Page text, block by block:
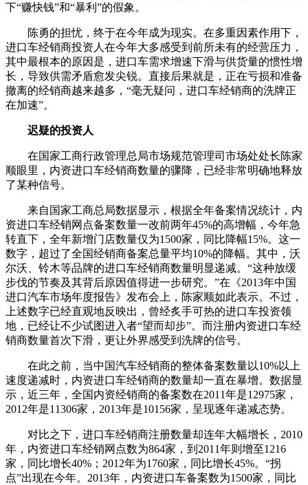
下“赚快钱”和“暴利”的假象。
陈勇的担忧，终于在今年成为现实。在多重因素作用下，
进口车经销商投资人在今年大多感受到前所未有的经营压力，
其中最根本的原因是，进口车需求增速下滑与供货量的惯性增
长，导致供需矛盾愈发尖锐。直接后果就是，正在亏损和准备
撤离的经销商越来越多，“毫无疑问，进口车经销商的洗牌正
在加速”。
迟疑的投资人
在国家工商行政管理总局市场规范管理司市场处处长陈家
顺眼里，内资进口车经销商数量的骤降，已经非常明确地释放
了某种信号。
来自国家工商总局数据显示，根据全年备案情况统计，内
资进口车经销网点备案数量一改前两年45%的高增幅，今年急
转直下，全年新增门店数量仅为1500家，同比降幅15%。这一
数字，超过了全国经销商备案总量平均10%的降幅。其中，沃
尔沃、铃木等品牌的进口车经销商数量明显递减。“这种放缓
步伐的节奏及其背后原因值得进一步研究。”在《2013年中国
进口汽车市场年度报告》发布会上，陈家顺如此表示。不过，
上述数字已经直观地反映出，曾经炙手可热的进口车投资领
地，已经让不少试图进入者“望而却步”。而注册内资进口车经
销商数量首次下滑，更让外界感受到洗牌的信号。
在此之前，当中国汽车经销商的整体备案数量以10%以上
速度递减时，内资进口车经销商的数量却一直在暴增。数据显
示，近三年，全国内资经销商的备案数在2011年是12975家，
2012年是11306家，2013年是10156家，呈现逐年递减态势。
对比之下，进口车经销商注册数量却连年大幅增长，2010
年，内资进口车经销网点数为864家，到2011年则增至1216
家，同比增长40%；2012年为1760家，同比增长45%。“拐
点”出现在今年。2013年，内资进口车备案数为1500家，同比